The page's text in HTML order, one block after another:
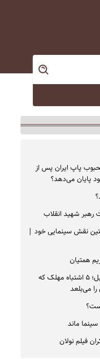
پاپ ایران پس از
پایان می‌دهد؟
شهید انقلاب
نقش سینمایی خود |‌
همتیان
پشت‌پرده بازار لوله استیل؛ ۵ اشتباه مهلک که
می‌بلعد
ماند
فیلم نولان